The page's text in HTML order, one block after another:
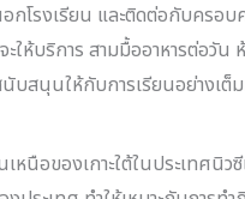
โรงเรียน และติดต่อกับครอบ
ให้บริการ สามมื้ออาหารต่อวั
บสนุนให้กับการเรียนอย่างเต็
นือของเกาะใต้ในประเทศนิ